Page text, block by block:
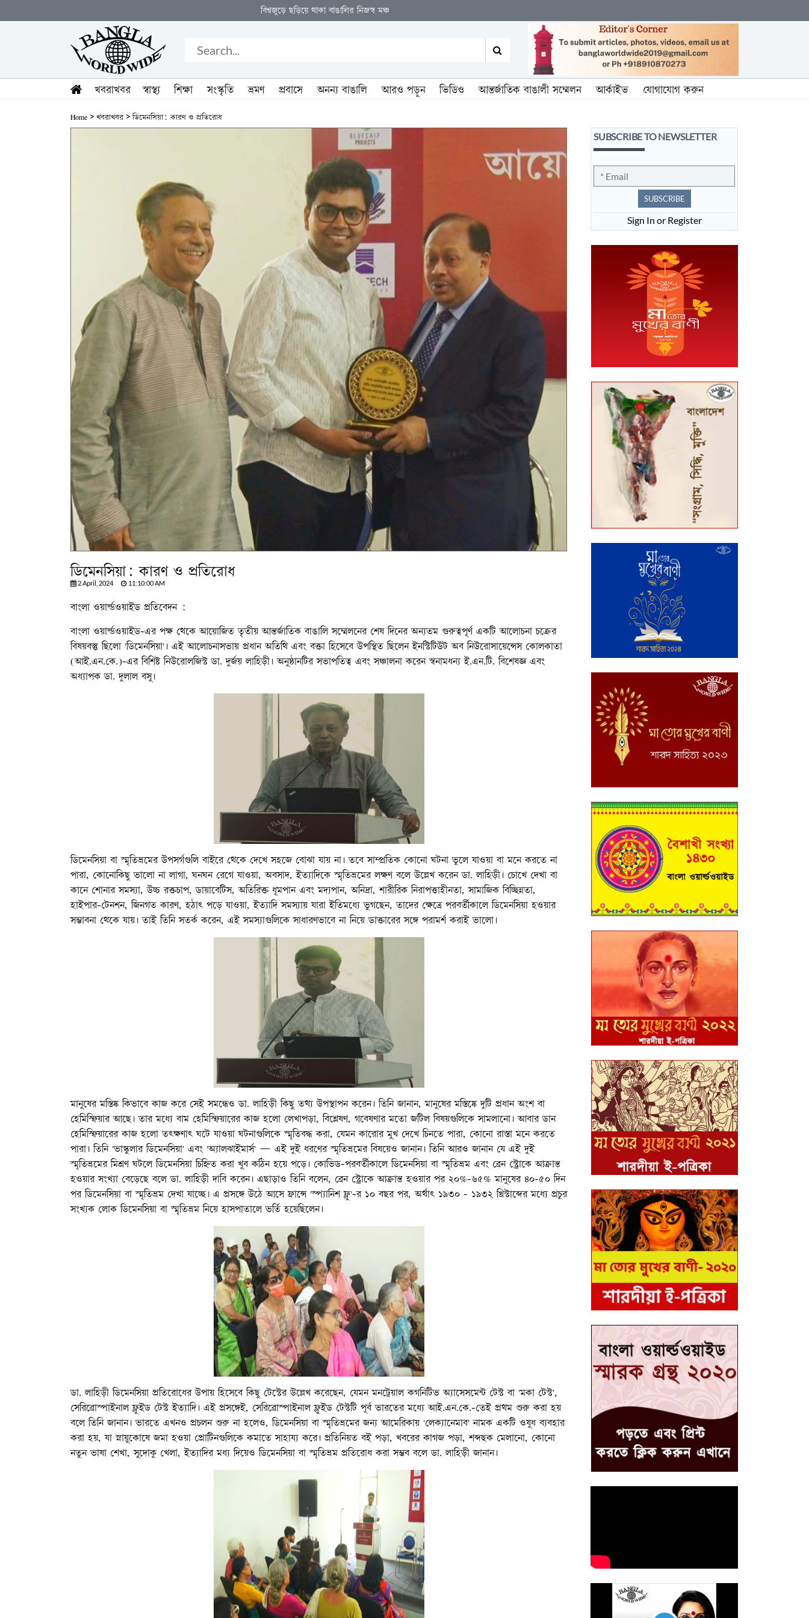
বিশ্বজুড়ে ছড়িয়ে থাকা বাঙালির নিজস্ব মঞ্চ
খবরাখবর স্বাস্থ্য শিক্ষা সংস্কৃতি ভ্রমণ প্রবাসে অনন্য বাঙালি আরও পড়ুন ভিডিও আন্তর্জাতিক বাঙালী সম্মেলন আর্কাইভ যোগাযোগ করুন
Home > খবরাখবর > ডিমেনসিয়া: কারণ ও প্রতিরোধ
ডিমেনসিয়া: কারণ ও প্রতিরোধ
2 April, 2024 11:10:00 AM
বাংলা ওয়ার্ল্ডওয়াইড প্রতিবেদন :
বাংলা ওয়ার্ল্ডওয়াইড-এর পক্ষ থেকে আয়োজিত তৃতীয় আন্তর্জাতিক বাঙালি সম্মেলনের শেষ দিনের অন্যতম গুরুত্বপূর্ণ একটি আলোচনা চক্রের
বিষয়বস্তু ছিলো 'ডিমেনসিয়া'। এই আলোচনাসভায় প্রধান অতিথি এবং বক্তা হিসেবে উপস্থিত ছিলেন ইনস্টিটিউট অব নিউরোসায়েন্সেস কোলকাতা
(আই.এন.কে.)-এর বিশিষ্ট নিউরোলজিস্ট ডা. দুর্জয় লাহিড়ী। অনুষ্ঠানটির সভাপতিত্ব এবং সঞ্চালনা করেন স্বনামধন্য ই.এন.টি. বিশেষজ্ঞ এবং
অধ্যাপক ডা. দুলাল বসু।
ডিমেনসিয়া বা স্মৃতিভ্রমের উপসর্গগুলি বাইরে থেকে দেখে সহজে বোঝা যায় না। তবে সাম্প্রতিক কোনো ঘটনা ভুলে যাওয়া বা মনে করতে না
পারা, কোনোকিছু ভালো না লাগা, ঘনঘন রেগে যাওয়া, অবসাদ, ইত্যাদিকে স্মৃতিভ্রমের লক্ষণ বলে উল্লেখ করেন ডা. লাহিড়ী। চোখে দেখা বা
কানে শোনার সমস্যা, উচ্চ রক্তচাপ, ডায়াবেটিস, অতিরিক্ত ধূমপান এবং মদ্যপান, অনিদ্রা, শারীরিক নিরাপত্তাহীনতা, সামাজিক বিচ্ছিন্নতা,
হাইপার-টেনশন, জিনগত কারণ, হঠাৎ পড়ে যাওয়া, ইত্যাদি সমস্যায় যারা ইতিমধ্যে ভুগছেন, তাদের ক্ষেত্রে পরবর্তীকালে ডিমেনসিয়া হওয়ার
সম্ভাবনা থেকে যায়। তাই তিনি সতর্ক করেন, এই সমস্যাগুলিকে সাধারণভাবে না নিয়ে ডাক্তারের সঙ্গে পরামর্শ করাই ভালো।
মানুষের মস্তিষ্ক কিভাবে কাজ করে সেই সমন্ধেও ডা. লাহিড়ী কিছু তথ্য উপস্থাপন করেন। তিনি জানান, মানুষের মস্তিষ্কে দুটি প্রধান অংশ বা
হেমিস্ফিয়ার আছে। তার মধ্যে বাম হেমিস্ফিয়ারের কাজ হলো লেখাপড়া, বিশ্লেষণ, গবেষণার মতো জটিল বিষয়গুলিকে সামলানো। আবার ডান
হেমিস্ফিয়ারের কাজ হলো তৎক্ষণাৎ ঘটে যাওয়া ঘটনাগুলিকে স্মৃতিবদ্ধ করা, যেমন কারোর মুখ দেখে চিনতে পারা, কোনো রাস্তা মনে করতে
পারা। তিনি 'ভাস্কুলার ডিমেনসিয়া' এবং 'অ্যালঝাইমার্স' — এই দুই ধরণের স্মৃতিভ্রমের বিষয়েও জানান। তিনি আরও জানান যে এই দুই
স্মৃতিভ্রমের মিশ্রণ ঘটলে ডিমেনসিয়া চিহ্নিত করা খুব কঠিন হয়ে পড়ে। কোভিড-পরবর্তীকালে ডিমেনসিয়া বা স্মৃতিভ্রম এবং ব্রেন স্ট্রোকে আক্রান্ত
হওয়ার সংখ্যা বেড়েছে বলে ডা. লাহিড়ী দাবি করেন। এছাড়াও তিনি বলেন, ব্রেন স্ট্রোকে আক্রান্ত হওয়ার পর ২০%-৬৫% মানুষের ৪০-৫০ দিন
পর ডিমেনসিয়া বা স্মৃতিভ্রম দেখা যাচ্ছে। এ প্রসঙ্গে উঠে আসে ফ্রান্সে 'স্প্যানিশ ফ্লু'-র ১০ বছর পর, অর্থাৎ ১৯৩০ - ১৯৩২ খ্রিস্টাব্দের মধ্যে প্রচুর
সংখ্যক লোক ডিমেনসিয়া বা স্মৃতিভ্রম নিয়ে হাসপাতালে ভর্তি হয়েছিলেন।
ডা. লাহিড়ী ডিমেনসিয়া প্রতিরোধের উপায় হিসেবে কিছু টেস্টের উল্লেখ করেছেন, যেমন মনট্রেয়াল কগনিটিভ অ্যাসেসমেন্ট টেস্ট বা 'মকা টেস্ট',
সেরিব্রোস্পাইনাল ফ্লুইড টেস্ট ইত্যাদি। এই প্রসঙ্গেই, সেরিব্রোস্পাইনাল ফ্লুইড টেস্টটি পূর্ব ভারতের মধ্যে আই.এন.কে.-তেই প্রথম শুরু করা হয়
বলে তিনি জানান। ভারতে এখনও প্রচলন শুরু না হলেও, ডিমেনসিয়া বা স্মৃতিভ্রমের জন্য আমেরিকায় 'লেক্যানেমাব' নামক একটি ওষুধ ব্যবহার
করা হয়, যা স্নায়ুকোষে জমা হওয়া প্রোটিনগুলিকে কমাতে সাহায্য করে। প্রতিনিয়ত বই পড়া, খবরের কাগজ পড়া, শব্দছক মেলানো, কোনো
নতুন ভাষা শেখা, সুদোকু খেলা, ইত্যাদির মধ্য দিয়েও ডিমেনসিয়া বা স্মৃতিভ্রম প্রতিরোধ করা সম্ভব বলে ডা. লাহিড়ী জানান।
SUBSCRIBE TO NEWSLETTER
SUBSCRIBE
Sign In or Register